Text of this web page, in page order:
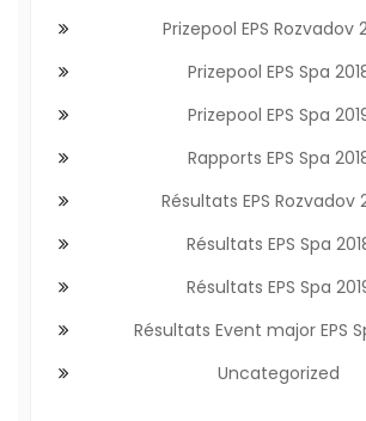
Prizepool EPS Rozvadov
Prizepool EPS Spa
Prizepool EPS Spa
Rapports EPS Spa
Résultats EPS Rozvadov
Résultats EPS Spa
Résultats EPS Spa
Résultats Event major EPS
Uncategorized